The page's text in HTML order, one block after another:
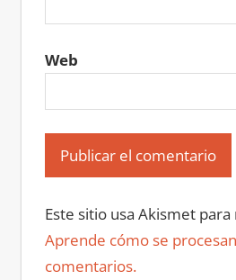
Web
Este sitio usa Akismet
Aprende cómo se
comentarios.